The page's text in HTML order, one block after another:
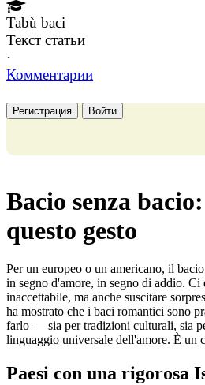
Tabù baci
Текст статьи
·
Комментарии
Регистрация Войти
Bacio senza
questo gesto
Per un europeo o un americano, il
in segno d'amore, in segno di addio. Ci
inaccettabile, ma anche suscitare
ha mostrato che i baci romantici sono
farlo — sia per tradizioni culturali, sia
linguaggio universale dell'amore. È un
Paesi con una rigorosa